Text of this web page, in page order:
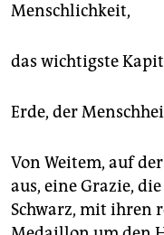
Menschlichkeit,
das wichtigste
Erde, der
Von Weitem, auf
aus, eine Grazie,
Schwarz, mit ihren